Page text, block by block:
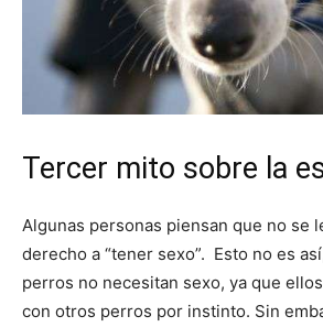
Tercer mito sobre la
Algunas personas piensan que no se
derecho a “tener sexo”. Esto no es
perros no necesitan sexo, ya que
con otros perros por instinto. Sin